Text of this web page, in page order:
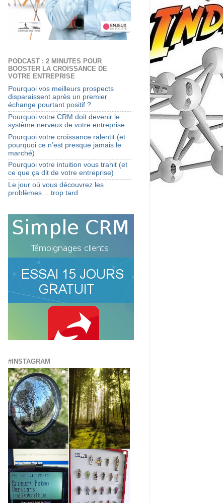
PODCAST : 2 MINUTES POUR
BOOSTER LA CROISSANCE DE
VOTRE ENTREPRISE
Pourquoi vos meilleurs prospects
disparaissent après un premier
échange pourtant positif ?
Pourquoi votre CRM doit devenir le
système nerveux de votre entreprise
Pourquoi votre croissance ralentit (et
pourquoi ce n’est presque jamais le
marché)
Pourquoi votre intuition vous trahit (et
ce que ça dit de votre entreprise)
Le jour où vous découvrez les
problèmes… trop tard
#INSTAGRAM